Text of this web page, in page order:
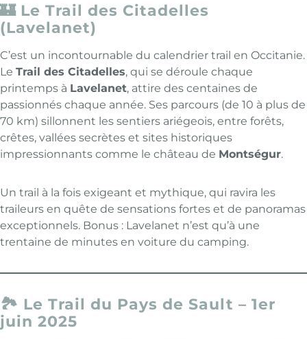
🏰 Le Trail des Citadelles
(Lavelanet)
C’est un incontournable du calendrier trail en Occitanie.
Le Trail des Citadelles, qui se déroule chaque
printemps à Lavelanet, attire des centaines de
passionnés chaque année. Ses parcours (de 10 à plus de
70 km) sillonnent les sentiers ariégeois, entre forêts,
crêtes, vallées secrètes et sites historiques
impressionnants comme le château de Montségur.
Un trail à la fois exigeant et mythique, qui ravira les
traileurs en quête de sensations fortes et de panoramas
exceptionnels. Bonus : Lavelanet n’est qu’à une
trentaine de minutes en voiture du camping.
🏞️ Le Trail du Pays de Sault – 1er
juin 2025